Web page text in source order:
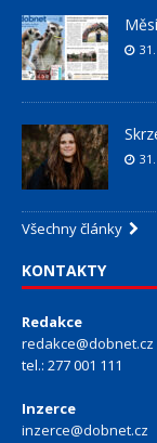
Všechny články
KONTAKTY
Redakce
redakce@dobnet.cz
tel.: 277 001 111
Inzerce
inzerce@dobnet.cz